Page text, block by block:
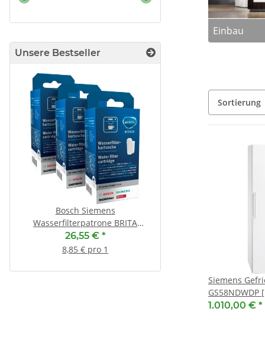
Einbau
Sortierung
Siemens
GS58NDWDP
Freistehend,
1.010,00 € *
Unsere Bestseller
Bosch Siemens
Wasserfilterpatrone BRITA
Intenza 17008836 - ( 3er Set
17008835 )
26,55 € *
8,85 € pro 1
RD12 für Miele 4151283